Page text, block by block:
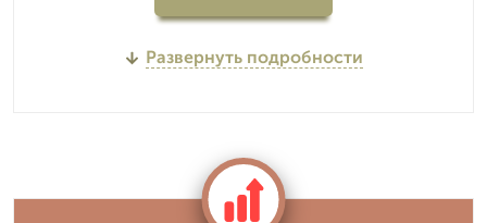
Развернуть подробности